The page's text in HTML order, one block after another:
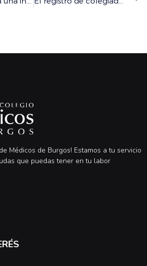
Médicos de Burgos! Estamos a tu servicio
que puedas tener en tu labor